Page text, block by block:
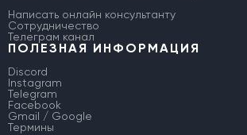
Написать онлайн консультанту
Сотрудничество
Телеграм канал
ПОЛЕЗНАЯ ИНФОРМАЦИЯ
Discord
Instagram
Telegram
Facebook
Gmail / Google
Термины